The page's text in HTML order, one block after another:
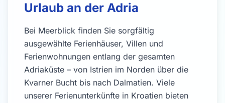
Urlaub an der Adria
Bei Meerblick finden Sie sorgfältig
ausgewählte Ferienhäuser, Villen und
Ferienwohnungen entlang der gesamten
Adriaküste – von Istrien im Norden über die
Kvarner Bucht bis nach Dalmatien. Viele
unserer Ferienunterkünfte in Kroatien bieten